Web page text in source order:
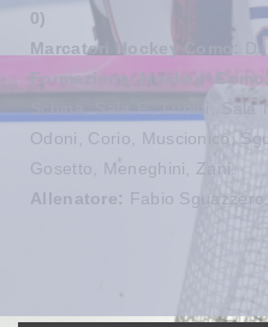
0)
Marcatori Hockey Como:
Formazione Hockey Como:
Schina, Sala F., Lunini,
Odoni, Corio, Muscionico,
Gosetto, Meneghini, Zani.
Allenatore: Fabio Sguazzero.